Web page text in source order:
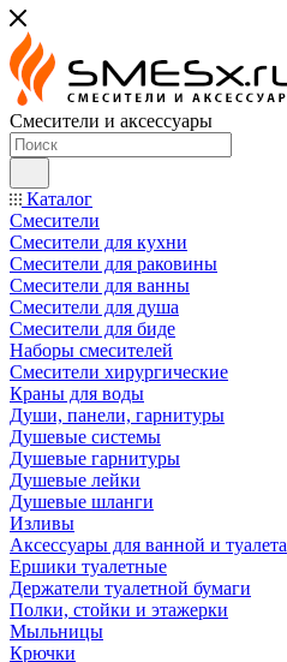
Смесители и аксессуары
Каталог
Смесители
Смесители для кухни
Смесители для раковины
Смесители для ванны
Смесители для душа
Смесители для биде
Наборы смесителей
Смесители хирургические
Краны для воды
Души, панели, гарнитуры
Душевые системы
Душевые гарнитуры
Душевые лейки
Душевые шланги
Изливы
Аксессуары для ванной и туалета
Ершики туалетные
Держатели туалетной бумаги
Полки, стойки и этажерки
Мыльницы
Крючки